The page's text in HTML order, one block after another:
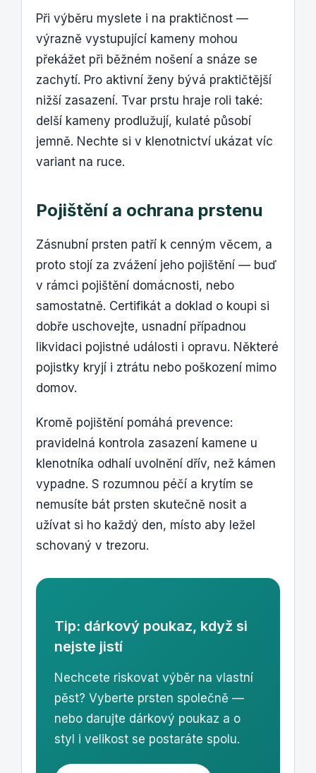
Při výběru myslete i na praktičnost —
výrazně vystupující kameny mohou
překážet při běžném nošení a snáze se
zachytí. Pro aktivní ženy bývá praktičtější
nižší zasazení. Tvar prstu hraje roli také:
delší kameny prodlužují, kulaté působí
jemně. Nechte si v klenotnictví ukázat víc
variant na ruce.
Pojištění a ochrana prstenu
Zásnubní prsten patří k cenným věcem, a
proto stojí za zvážení jeho pojištění — buď
v rámci pojištění domácnosti, nebo
samostatně. Certifikát a doklad o koupi si
dobře uschovejte, usnadní případnou
likvidaci pojistné události i opravu. Některé
pojistky kryjí i ztrátu nebo poškození mimo
domov.
Kromě pojištění pomáhá prevence:
pravidelná kontrola zasazení kamene u
klenotníka odhalí uvolnění dřív, než kámen
vypadne. S rozumnou péčí a krytím se
nemusíte bát prsten skutečně nosit a
užívat si ho každý den, místo aby ležel
schovaný v trezoru.
Tip: dárkový poukaz, když si
nejste jistí
Nechcete riskovat výběr na vlastní
pěst? Vyberte prsten společně —
nebo darujte dárkový poukaz a o
styl i velikost se postaráte spolu.